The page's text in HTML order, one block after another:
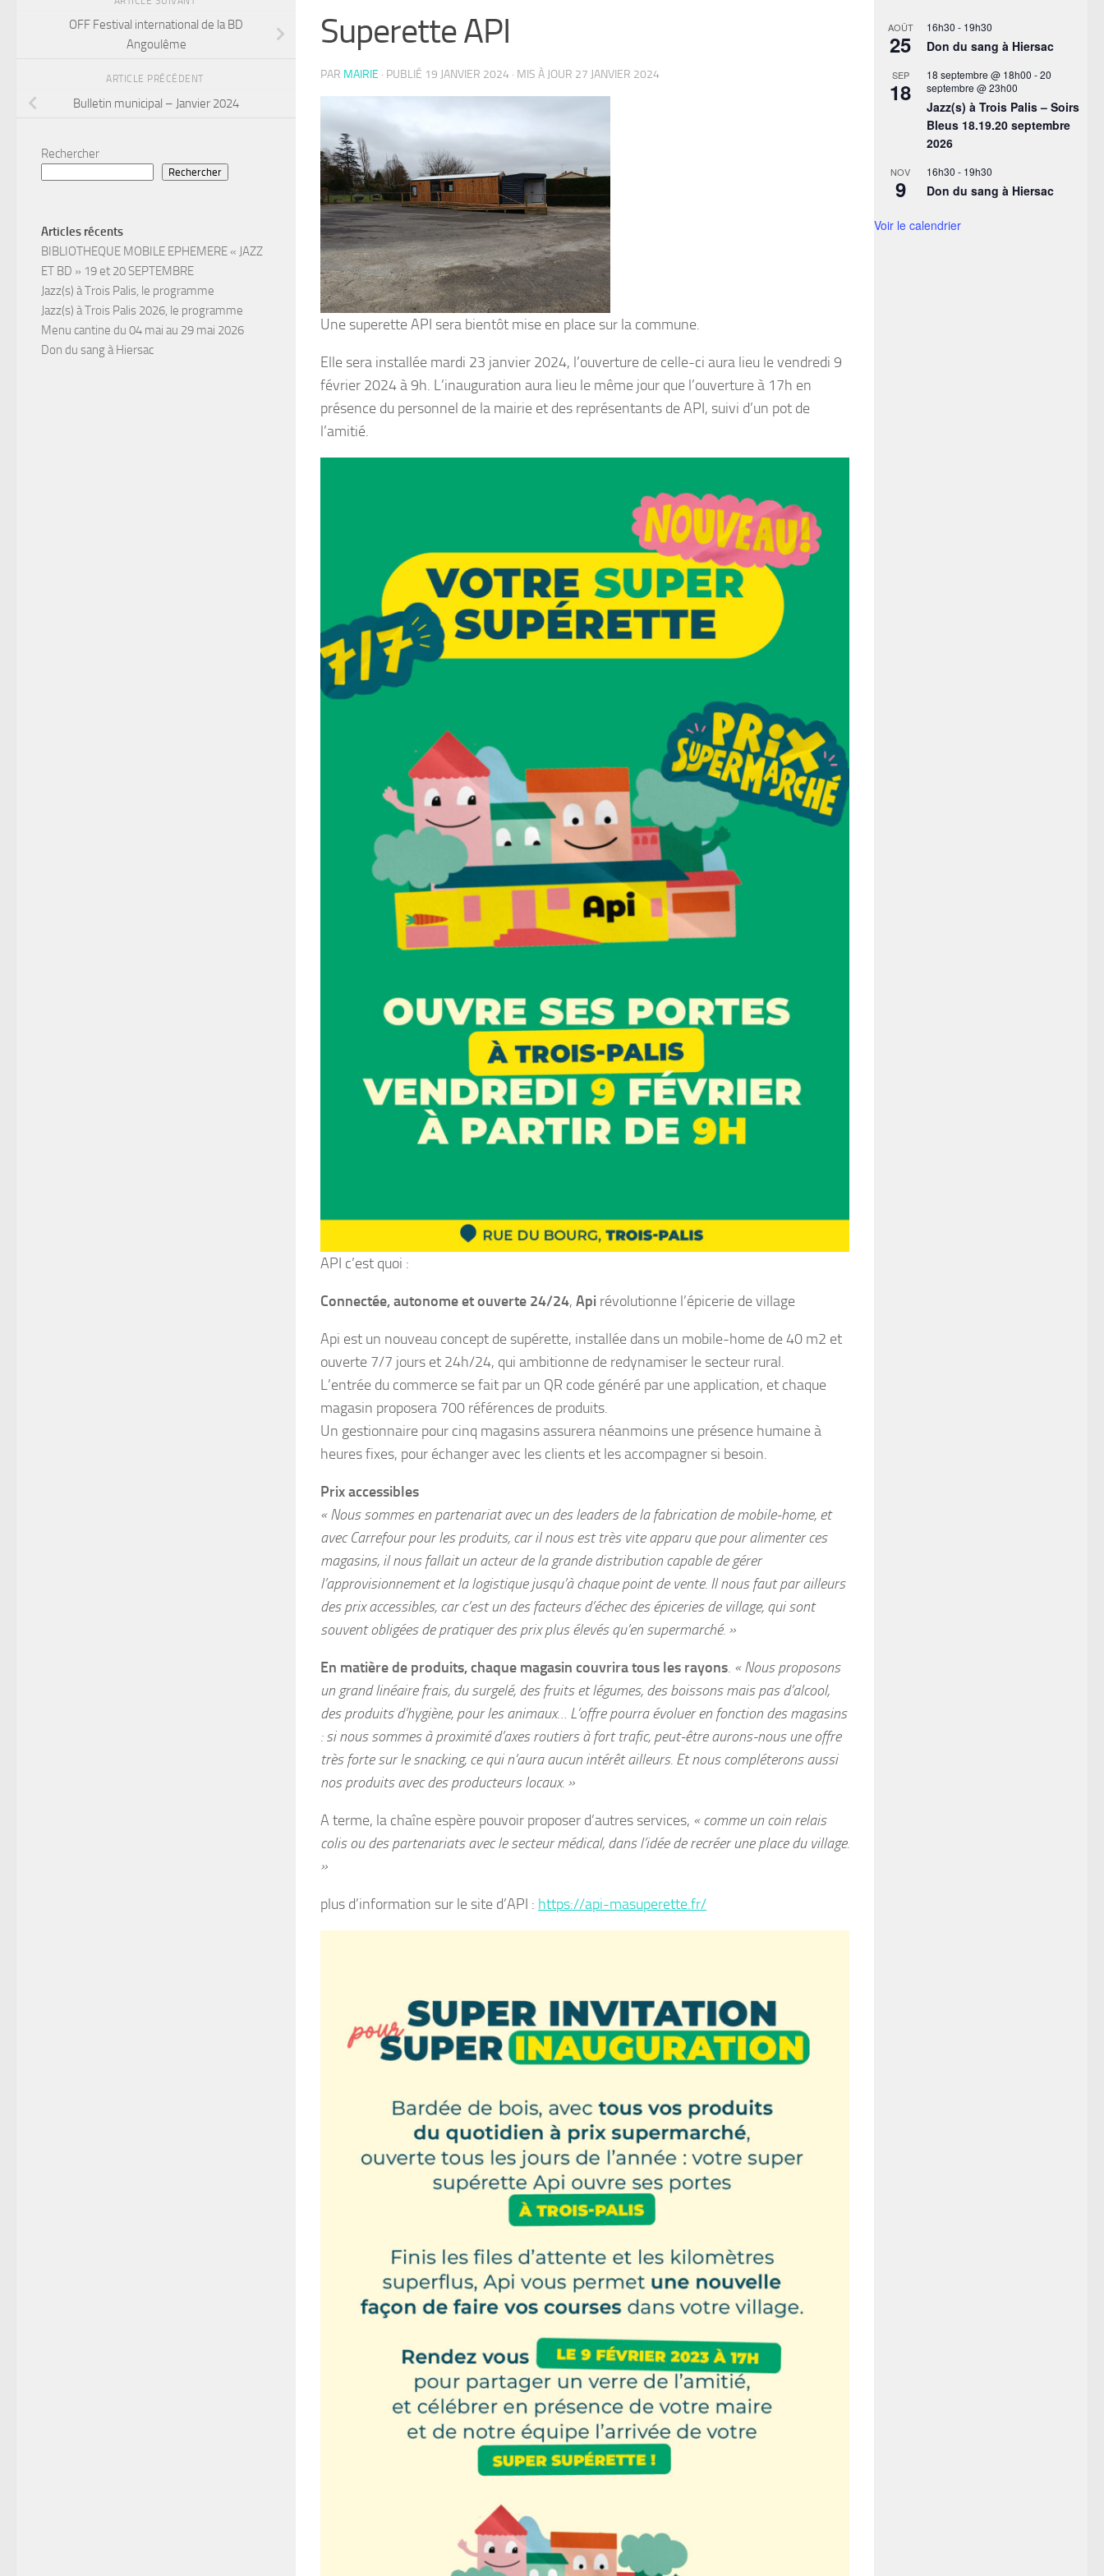
Superette API
PAR MAIRIE · PUBLIÉ 19 JANVIER 2024 · MIS À JOUR 27 JANVIER 2024
Une superette API sera bientôt mise en place sur la commune.
Elle sera installée mardi 23 janvier 2024, l’ouverture de celle-ci aura lieu le vendredi 9
février 2024 à 9h. L’inauguration aura lieu le même jour que l’ouverture à 17h en
présence du personnel de la mairie et des représentants de API, suivi d’un pot de
l’amitié.
API c’est quoi :
Connectée, autonome et ouverte 24/24, Api révolutionne l’épicerie de village
Api est un nouveau concept de supérette, installée dans un mobile-home de 40 m2 et
ouverte 7/7 jours et 24h/24, qui ambitionne de redynamiser le secteur rural.
L’entrée du commerce se fait par un QR code généré par une application, et chaque
magasin proposera 700 références de produits.
Un gestionnaire pour cinq magasins assurera néanmoins une présence humaine à
heures fixes, pour échanger avec les clients et les accompagner si besoin.
Prix accessibles
« Nous sommes en partenariat avec un des leaders de la fabrication de mobile-home, et
avec Carrefour pour les produits, car il nous est très vite apparu que pour alimenter ces
magasins, il nous fallait un acteur de la grande distribution capable de gérer
l’approvisionnement et la logistique jusqu’à chaque point de vente. Il nous faut par ailleurs
des prix accessibles, car c’est un des facteurs d’échec des épiceries de village, qui sont
souvent obligées de pratiquer des prix plus élevés qu’en supermarché. »
En matière de produits,chaque magasin couvrira tous les rayons. « Nous proposons
un grand linéaire frais, du surgelé, des fruits et légumes, des boissons mais pas d’alcool,
des produits d’hygiène, pour les animaux… L’offre pourra évoluer en fonction des magasins
: si nous sommes à proximité d’axes routiers à fort trafic, peut-être aurons-nous une offre
très forte sur le snacking, ce qui n’aura aucun intérêt ailleurs. Et nous compléterons aussi
nos produits avec des producteurs locaux. »
A terme, la chaîne espère pouvoir proposer d’autres services, « comme un coin relais
colis ou des partenariats avec le secteur médical, dans l’idée de recréer une place du village.
»
plus d’information sur le site d’API : https://api-masuperette.fr/
OFF Festival international de la BD
Angoulême
ARTICLE PRÉCÉDENT
Bulletin municipal – Janvier 2024
Rechercher
Rechercher
Articles récents
BIBLIOTHEQUE MOBILE EPHEMERE « JAZZ
ET BD » 19 et 20 SEPTEMBRE
Jazz(s) à Trois Palis, le programme
Jazz(s) à Trois Palis 2026, le programme
Menu cantine du 04 mai au 29 mai 2026
Don du sang à Hiersac
AOÛT
25
16h30 - 19h30
Don du sang à Hiersac
SEP
18
18 septembre @ 18h00 -20
septembre @ 23h00
Jazz(s) à Trois Palis – Soirs
Bleus 18.19.20 septembre
2026
NOV
9
16h30 - 19h30
Don du sang à Hiersac
Voir le calendrier